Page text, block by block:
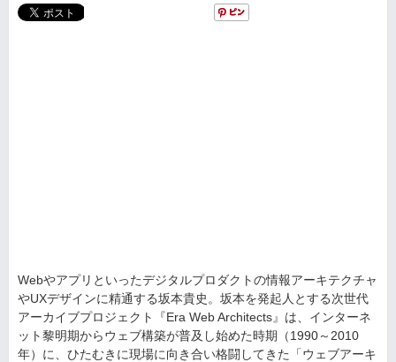
Webやアプリといったデジタルプロダクトの情報アーキテクチャ
やUXデザインに精通する坂本貴史。坂本を発起人とする次世代
アーカイブプロジェクト『Era Web Architects』は、インターネ
ット黎明期からウェブ構築が普及し始めた時期（1990～2010
年）に、ひたむきに現場に向き合い格闘してきた「ウェブアーキ